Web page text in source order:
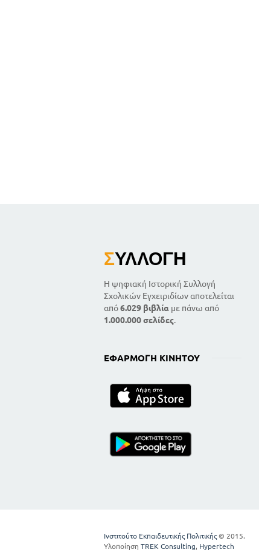
ΣΥΛΛΟΓΉ
Η ψηφιακή Ιστορική Συλλογή
Σχολικών Εγχειριδίων αποτελείται
από6.029 βιβλία με πάνω από
1.000.000 σελίδες.
ΕΦΑΡΜΟΓΉ ΚΙΝΗΤΟΎ
Ινστιτούτο Εκπαιδευτικής Πολιτικής © 2015.
Υλοποίηση TREK Consulting, Hypertech